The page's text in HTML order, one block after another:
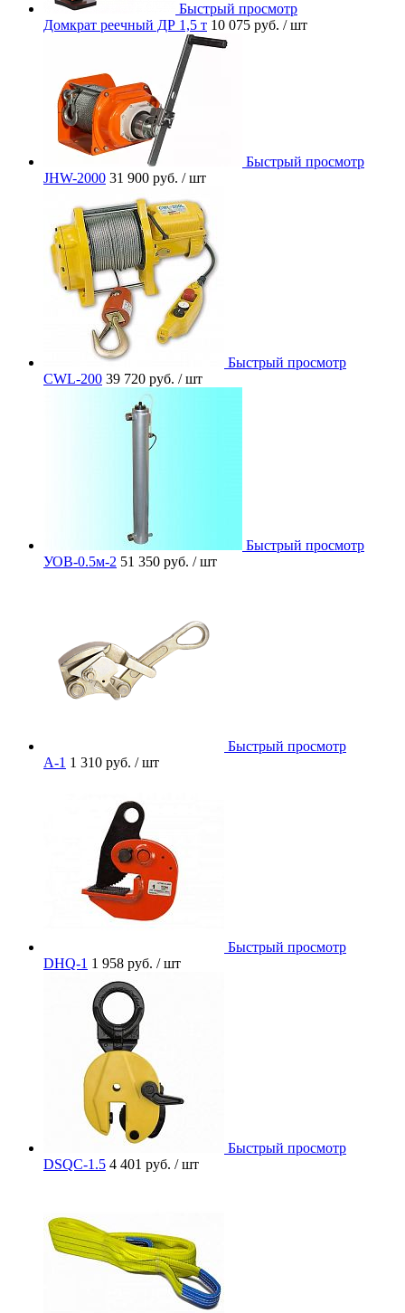
Быстрый просмотр
Домкрат реечный ДР 1,5 т 10 075 руб. / шт
Быстрый просмотр
JHW-2000 31 900 руб. / шт
Быстрый просмотр
CWL-200 39 720 руб. / шт
Быстрый просмотр
УОВ-0.5м-2 51 350 руб. / шт
Быстрый просмотр
A-1 1 310 руб. / шт
Быстрый просмотр
DHQ-1 1 958 руб. / шт
Быстрый просмотр
DSQC-1.5 4 401 руб. / шт